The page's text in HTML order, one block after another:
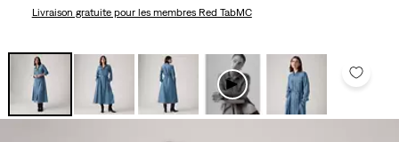
Livraison gratuitepour les membres Red TabMC